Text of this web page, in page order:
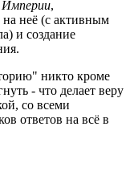
Империи,
неё (с активным
и создание
никто кроме
- что делает веру
со всеми
ответов на всё в